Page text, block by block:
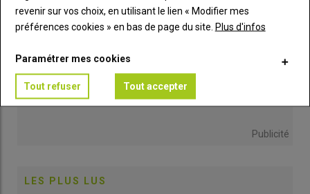
Publicité
LES PLUS LUS
revenir sur vos choix, en utilisant le lien « Modifier mes
préférences cookies » en bas de page du site. Plus d'infos
Paramétrer mes cookies
Tout refuser Tout accepter